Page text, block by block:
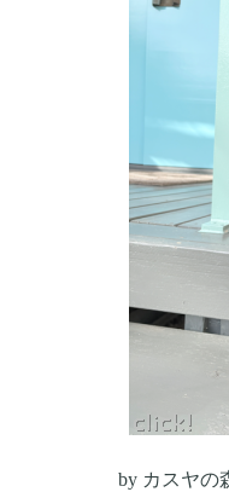
by カスヤの